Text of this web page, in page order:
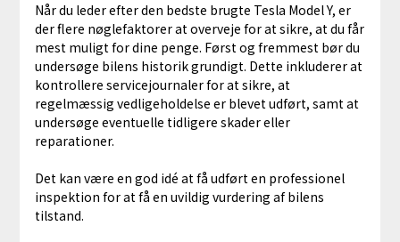
Når du leder efter den bedste brugte Tesla Model Y, er
der flere nøglefaktorer at overveje for at sikre, at du får
mest muligt for dine penge. Først og fremmest bør du
undersøge bilens historik grundigt. Dette inkluderer at
kontrollere servicejournaler for at sikre, at
regelmæssig vedligeholdelse er blevet udført, samt at
undersøge eventuelle tidligere skader eller
reparationer.
Det kan være en god idé at få udført en professionel
inspektion for at få en uvildig vurdering af bilens
tilstand.